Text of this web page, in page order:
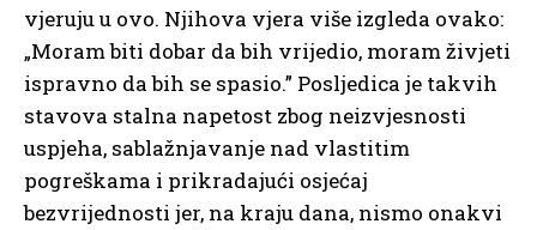
vjeruju u ovo. Njihova vjera više izgleda ovako:
„Moram biti dobar da bih vrijedio, moram živjeti
ispravno da bih se spasio.” Posljedica je takvih
stavova stalna napetost zbog neizvjesnosti
uspjeha, sablažnjavanje nad vlastitim
pogreškama i prikradajući osjećaj
bezvrijednosti jer, na kraju dana, nismo onakvi